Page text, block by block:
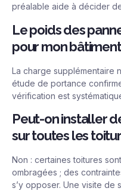
préalable aide à décider
Le poids des
pour mon
La charge supplémentaire
étude de portance
vérification est
Peut-on installer
sur toutes les
Non : certaines toitures
ombragées ; des
s’y opposer. Une visite de